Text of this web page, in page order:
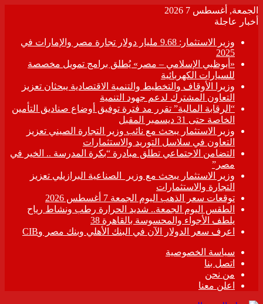
الجمعة, أغسطس 7 2026
أخبار عاجلة
وزير الاستثمار: 9.68 مليار دولار تجارة مصر والإمارات في
2025
«أبوظبي الإسلامي – مصر» يُطلق برامج تمويل مخصصة
للسيارات الكهربائية
وزيرا الأوقاف والتخطيط والتنمية الاقتصادية يبحثان تعزيز
التعاون المشترك لدعم جهود التنمية
“الرقابة المالية” تقرر مد فترة توفيق أوضاع صناديق التأمين
الخاصة حتى 31 ديسمبر المقبل
وزير الاستثمار يبحث مع نائب وزير التجارة الصيني تعزيز
التعاون في سلاسل التوريد والاستثمارات
التضامن الاجتماعي تطلق مبادرة “بكرة المدرسة .. الخير في
مصر”
وزير الاستثمار يبحث مع وزير الصناعية البرازيلي تعزيز
التجارة والاستثمارات
توقعات سعر الذهب اليوم الجمعة 7 أغسطس 2026
الطقس اليوم الجمعة.. شديد الحرارة رطب ونشاط رياح
يلطف الأجواء والمحسوسة بالقاهرة 38
اعرف سعر الدولار الآن في البنك الأهلي وبنك مصر وCIB
سياسة الخصوصية
اتصل بنا
من نحن
اعلن معنا